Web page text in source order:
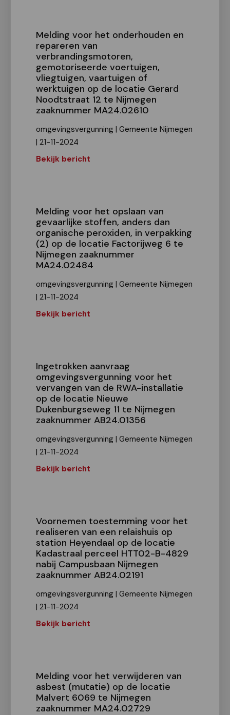
Melding voor het onderhouden en
repareren van
verbrandingsmotoren,
gemotoriseerde voertuigen,
vliegtuigen, vaartuigen of
werktuigen op de locatie Gerard
Noodtstraat 12 te Nijmegen
zaaknummer MA24.02610
omgevingsvergunning | Gemeente Nijmegen
| 21-11-2024
Bekijk bericht
Melding voor het opslaan van
gevaarlijke stoffen, anders dan
organische peroxiden, in verpakking
(2) op de locatie Factorijweg 6 te
Nijmegen zaaknummer
MA24.02484
omgevingsvergunning | Gemeente Nijmegen
| 21-11-2024
Bekijk bericht
Ingetrokken aanvraag
omgevingsvergunning voor het
vervangen van de RWA-installatie
op de locatie Nieuwe
Dukenburgseweg 11 te Nijmegen
zaaknummer AB24.01356
omgevingsvergunning | Gemeente Nijmegen
| 21-11-2024
Bekijk bericht
Voornemen toestemming voor het
realiseren van een relaishuis op
station Heyendaal op de locatie
Kadastraal perceel HTT02-B-4829
nabij Campusbaan Nijmegen
zaaknummer AB24.02191
omgevingsvergunning | Gemeente Nijmegen
| 21-11-2024
Bekijk bericht
Melding voor het verwijderen van
asbest (mutatie) op de locatie
Malvert 6069 te Nijmegen
zaaknummer MA24.02729